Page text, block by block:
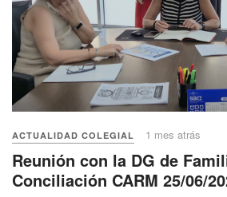
ACTUALIDAD COLEGIAL 1 mes atrás
Reunión con la DG de
Conciliación CARM 25/06/